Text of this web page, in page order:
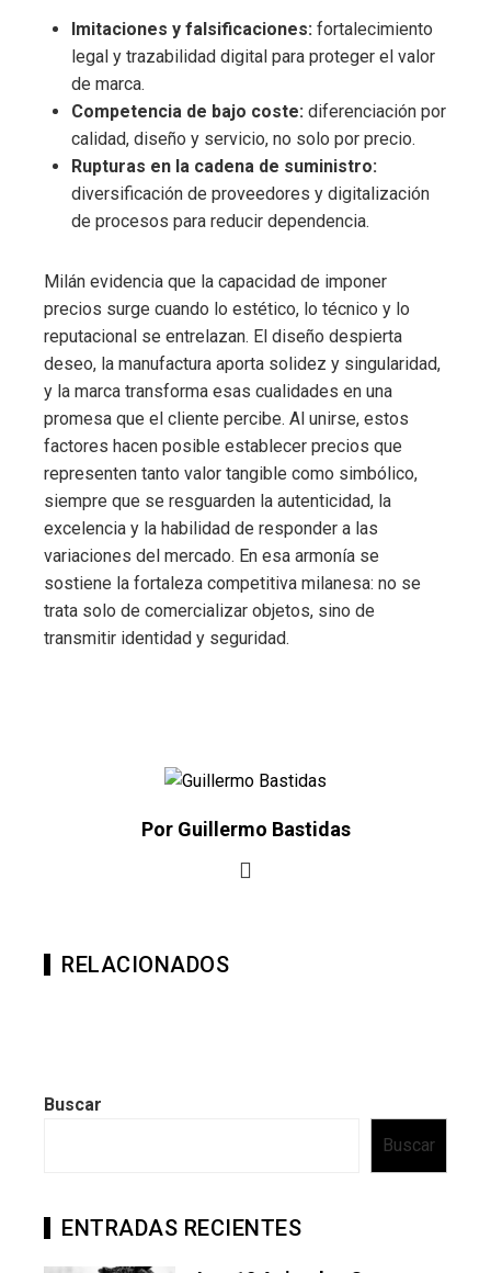
Imitaciones y falsificaciones: fortalecimiento
legal y trazabilidad digital para proteger el valor
de marca.
Competencia de bajo coste: diferenciación por
calidad, diseño y servicio, no solo por precio.
Rupturas en la cadena de suministro:
diversificación de proveedores y digitalización
de procesos para reducir dependencia.
Milán evidencia que la capacidad de imponer
precios surge cuando lo estético, lo técnico y lo
reputacional se entrelazan. El diseño despierta
deseo, la manufactura aporta solidez y singularidad,
y la marca transforma esas cualidades en una
promesa que el cliente percibe. Al unirse, estos
factores hacen posible establecer precios que
representen tanto valor tangible como simbólico,
siempre que se resguarden la autenticidad, la
excelencia y la habilidad de responder a las
variaciones del mercado. En esa armonía se
sostiene la fortaleza competitiva milanesa: no se
trata solo de comercializar objetos, sino de
transmitir identidad y seguridad.
Por Guillermo Bastidas
RELACIONADOS
Buscar
Buscar
ENTRADAS RECIENTES